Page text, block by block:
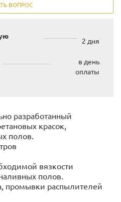
ВОПРОС
2 дня
в день
оплаты
разработанный
красок,
полов.
вязкости
полов.
промывки распылителей